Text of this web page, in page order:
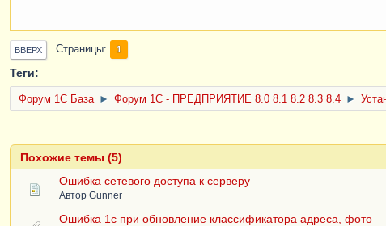
ВВЕРХ Страницы 1
Теги:
Форум 1C База ► Форум 1С - ПРЕДПРИЯТИЕ 8.0 8.1 8.2 8.3 8.4 ►
Похожие темы (5)
Ошибка сетевого доступа к серверу
Автор Gunner
Ошибка 1с при обновление классификатора адреса, фото